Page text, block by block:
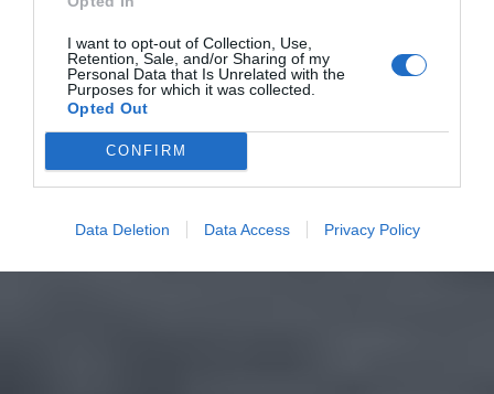
I want to opt-out of Collection, Use,
Retention, Sale, and/or Sharing of my
Personal Data that Is Unrelated with the
Purposes for which it was collected.
Opted Out
CONFIRM
Data Deletion Data Access Privacy Policy